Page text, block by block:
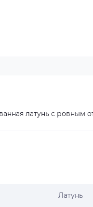
латунь с ровным
Латунь